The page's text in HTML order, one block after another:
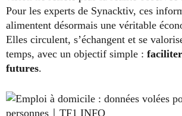
Pour les experts de Synacktiv, ces
alimentent désormais une véritable
Elles circulent, s’échangent et se
temps, avec un objectif simple :
futures.